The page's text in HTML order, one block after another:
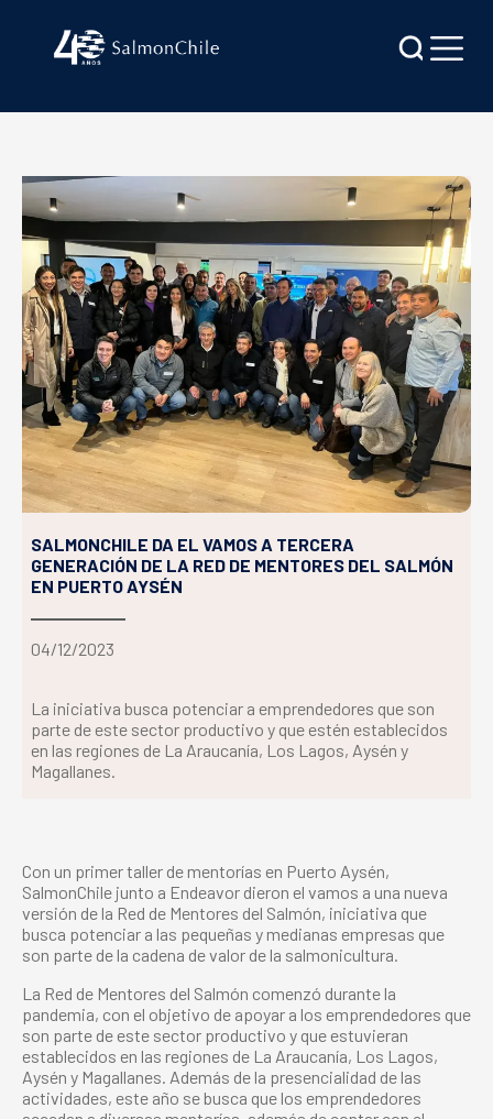
SALMONCHILE DA EL VAMOS A TERCERA
GENERACIÓN DE LA RED DE MENTORES DEL SALMÓN
EN PUERTO AYSÉN
04/12/2023
La iniciativa busca potenciar a emprendedores que son
parte de este sector productivo y que estén establecidos
en las regiones de La Araucanía, Los Lagos, Aysén y
Magallanes.
Con un primer taller de mentorías en Puerto Aysén,
SalmonChile junto a Endeavor dieron el vamos a una nueva
versión de la Red de Mentores del Salmón, iniciativa que
busca potenciar a las pequeñas y medianas empresas que
son parte de la cadena de valor de la salmonicultura.
La Red de Mentores del Salmón comenzó durante la
pandemia, con el objetivo de apoyar a los emprendedores que
son parte de este sector productivo y que estuvieran
establecidos en las regiones de La Araucanía, Los Lagos,
Aysén y Magallanes. Además de la presencialidad de las
actividades, este año se busca que los emprendedores